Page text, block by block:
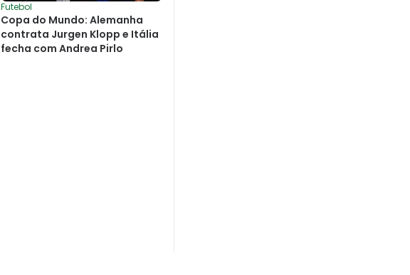
Futebol
Copa do Mundo: Alemanha
contrata Jurgen Klopp e Itália
fecha com Andrea Pirlo